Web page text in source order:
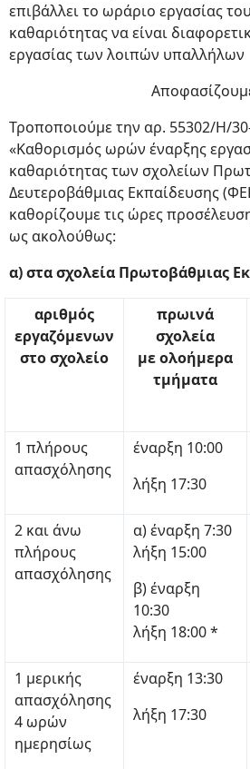
επιβάλλει το ωράριο εργασίας
καθαριότητας να είναι
εργασίας των λοιπών υπαλλήλων
Τροποποιούμε την αρ. 55302/Η/
«Καθορισμός ωρών έναρξης
καθαριότητας των σχολείων
Δευτεροβάθμιας Εκπαίδευσης
καθορίζουμε τις ώρες
ως ακολούθως:
α) στα σχολεία Πρωτοβάθμιας
αριθμός
εργαζόμενων
στο σχολείο
πρωινά
σχολεία
με ολοήμερα
τμήματα
1 πλήρους
απασχόλησης
έναρξη 10:00
λήξη 17:30
2 και άνω
πλήρους
απασχόλησης
α) έναρξη 7:30
λήξη 15:00
β) έναρξη
10:30
λήξη 18:00 *
1 μερικής
απασχόλησης
4 ωρών
ημερησίως
έναρξη 13:30
λήξη 17:30